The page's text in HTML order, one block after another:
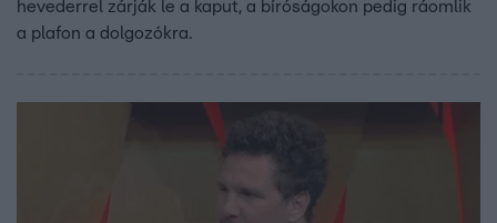
hevederrel zárják le a kaput, a bíróságokon pedig ráomlik
a plafon a dolgozókra.